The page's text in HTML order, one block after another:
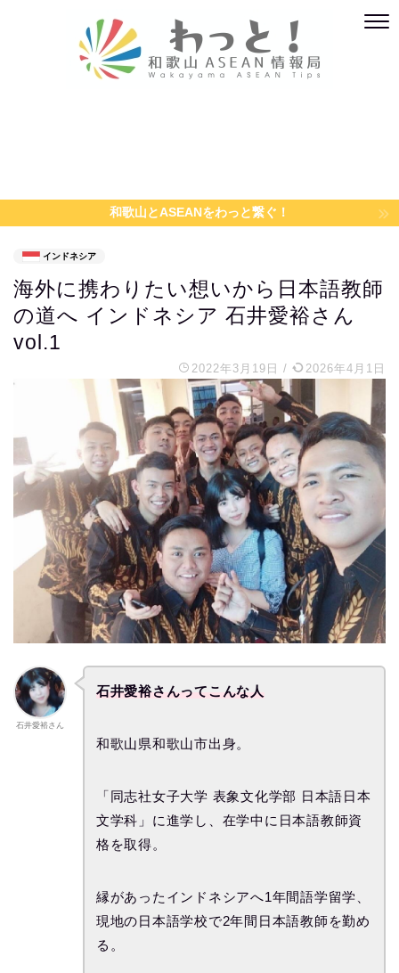
和歌山とASEANをわっと繋ぐ！
インドネシア
海外に携わりたい想いから日本語教師
の道へ インドネシア 石井愛裕さん
vol.1
2022年3月19日 / 2026年4月1日
石井愛裕さん
石井愛裕さんってこんな人
和歌山県和歌山市出身。
「同志社女子大学 表象文化学部 日本語日本
文学科」に進学し、在学中に日本語教師資
格を取得。
縁があったインドネシアへ1年間語学留学、
現地の日本語学校で2年間日本語教師を勤め
る。